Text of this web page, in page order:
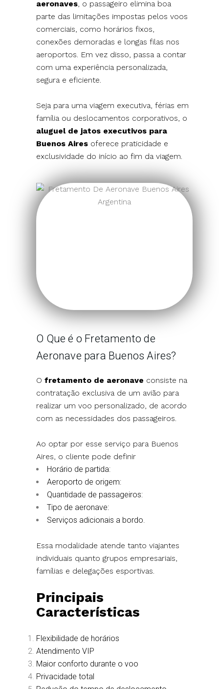
aeronaves, o passageiro elimina boa
parte das limitações impostas pelos voos
comerciais, como horários fixos,
conexões demoradas e longas filas nos
aeroportos. Em vez disso, passa a contar
com uma experiência personalizada,
segura e eficiente.
Seja para uma viagem executiva, férias em
família ou deslocamentos corporativos, o
aluguel de jatos executivos para
Buenos Aires oferece praticidade e
exclusividade do início ao fim da viagem.
O Que é o Fretamento de
Aeronave para Buenos Aires?
Ofretamento de aeronave consiste na
contratação exclusiva de um avião para
realizar um voo personalizado, de acordo
com as necessidades dos passageiros.
Ao optar por esse serviço para Buenos
Aires, o cliente pode definir
Horário de partida:
Aeroporto de origem:
Quantidade de passageiros:
Tipo de aeronave:
Serviços adicionais a bordo.
Essa modalidade atende tanto viajantes
individuais quanto grupos empresariais,
famílias e delegações esportivas.
Principais
Características
Flexibilidade de horários
Atendimento VIP
Maior conforto durante o voo
Privacidade total